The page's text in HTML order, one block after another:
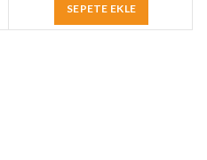
SEPETE EKLE